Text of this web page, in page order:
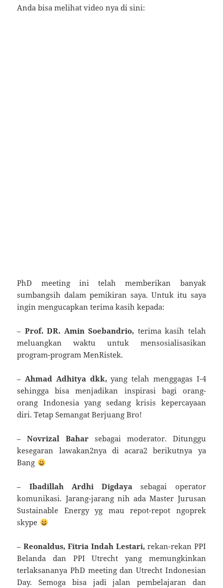
Anda bisa melihat video nya di sini:
PhD meeting ini telah memberikan banyak
sumbangsih dalam pemikiran saya. Untuk itu saya
ingin mengucapkan terima kasih kepada:
– Prof. DR. Amin Soebandrio, terima kasih telah
meluangkan waktu untuk mensosialisasikan
program-program MenRistek.
–Ahmad Adhitya dkk,yang telah menggagas I-4
sehingga bisa menjadikan inspirasi bagi orang-
orang Indonesia yang sedang krisis kepercayaan
diri. Tetap Semangat Berjuang Bro!
–Novrizal Baharsebagai moderator. Ditunggu
kesegaran lawakan2nya di acara2 berikutnya ya
Bang
– Ibadillah Ardhi Digdaya sebagai operator
komunikasi. Jarang-jarang nih ada Master Jurusan
Sustainable Energy yg mau repot-repot ngoprek
skype
–Reonaldus,Fitria Indah Lestari,rekan-rekan PPI
Belanda dan PPI Utrecht yang memungkinkan
terlaksananya PhD meeting dan Utrecht Indonesian
Day. Semoga bisa jadi jalan pembelajaran dan